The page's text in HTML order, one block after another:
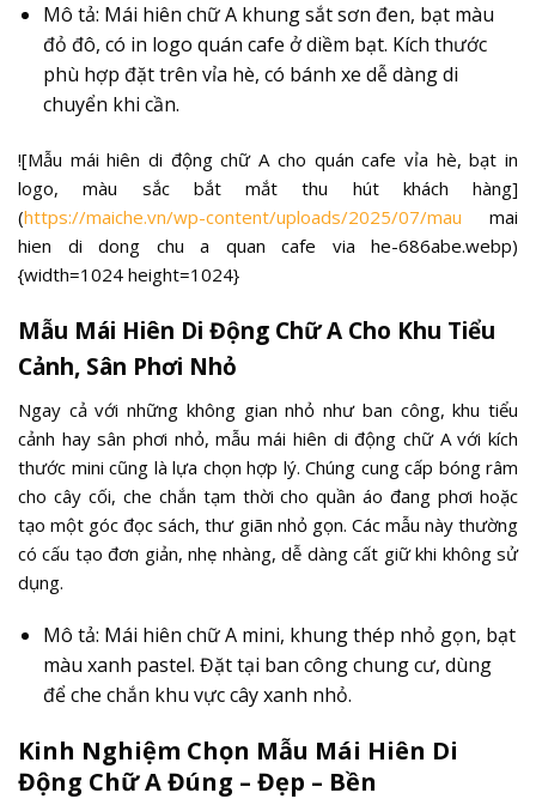
Mô tả: Mái hiên chữ A khung sắt sơn đen, bạt màu
đỏ đô, có in logo quán cafe ở diềm bạt. Kích thước
phù hợp đặt trên vỉa hè, có bánh xe dễ dàng di
chuyển khi cần.
![Mẫu mái hiên di động chữ A cho quán cafe vỉa hè, bạt in
logo, màu sắc bắt mắt thu hút khách hàng]
(https://maiche.vn/wp-content/uploads/2025/07/mau mai
hien di dong chu a quan cafe via he-686abe.webp)
{width=1024 height=1024}
Mẫu Mái Hiên Di Động Chữ A Cho Khu Tiểu
Cảnh, Sân Phơi Nhỏ
Ngay cả với những không gian nhỏ như ban công, khu tiểu
cảnh hay sân phơi nhỏ, mẫu mái hiên di động chữ A với kích
thước mini cũng là lựa chọn hợp lý. Chúng cung cấp bóng râm
cho cây cối, che chắn tạm thời cho quần áo đang phơi hoặc
tạo một góc đọc sách, thư giãn nhỏ gọn. Các mẫu này thường
có cấu tạo đơn giản, nhẹ nhàng, dễ dàng cất giữ khi không sử
dụng.
Mô tả: Mái hiên chữ A mini, khung thép nhỏ gọn, bạt
màu xanh pastel. Đặt tại ban công chung cư, dùng
để che chắn khu vực cây xanh nhỏ.
Kinh Nghiệm Chọn Mẫu Mái Hiên Di
Động Chữ A Đúng – Đẹp – Bền